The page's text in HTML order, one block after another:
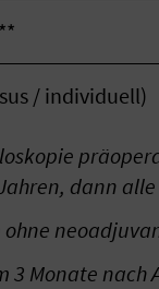
/ individuell)
dann
3 Monate